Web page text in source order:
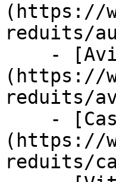
(https://
reduits/
(https://
reduits/
(https://
reduits/